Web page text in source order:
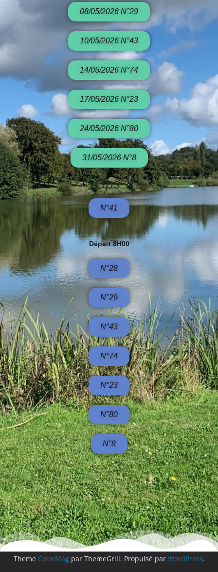
08/05/2026 N°29
10/05/2026 N°43
14/05/2026 N°74
17/05/2026 N°23
24/05/2026 N°80
31/05/2026 N°8
Gps
N°41
Départ 8H00
N°28
N°29
N°43
N°74
N°23
N°80
N°8
Copyright © 2026 . Tous droits réservés.
Theme ColorMagpar ThemeGrill. Propulsé par WordPress.